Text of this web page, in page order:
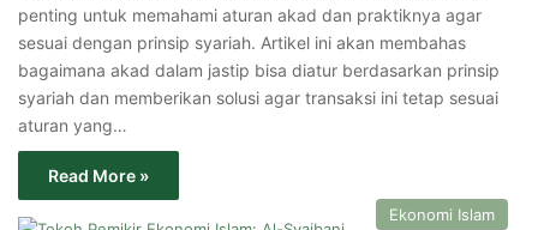
penting untuk memahami aturan akad dan praktiknya agar
sesuai dengan prinsip syariah. Artikel ini akan membahas
bagaimana akad dalam jastip bisa diatur berdasarkan prinsip
syariah dan memberikan solusi agar transaksi ini tetap sesuai
aturan yang…
Read More »
Ekonomi Islam